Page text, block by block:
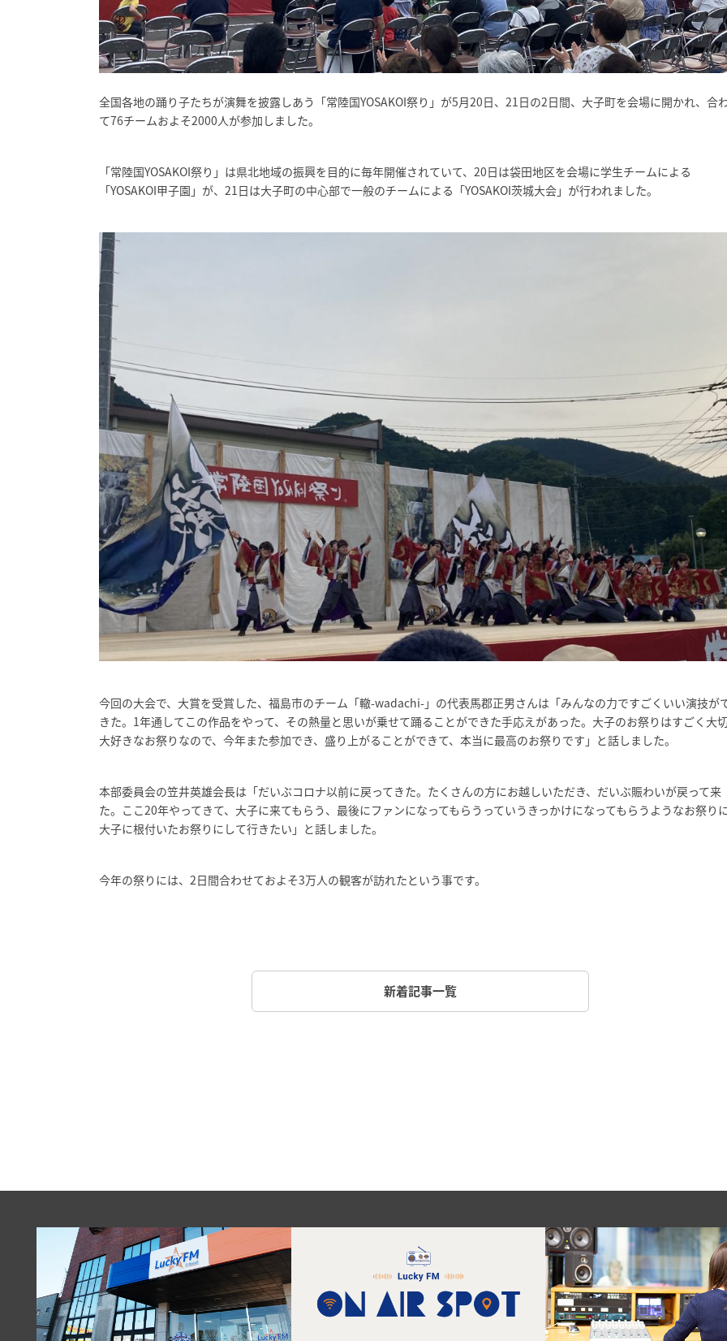
全国各地の踊り子たちが演舞を披露しあう「常陸国YOSAKOI祭り」が5月20日、21日の2日間、大子町を会場に開かれ、合
て76チームおよそ2000人が参加しました。
「常陸国YOSAKOI祭り」は県北地域の振興を目的に毎年開催されていて、20日は袋田地区を会場に学生チームによる
「YOSAKOI甲子園」が、21日は大子町の中心部で一般のチームによる「YOSAKOI茨城大会」が行われました。
今回の大会で、大賞を受賞した、福島市のチーム「轍-wadachi-」の代表馬郡正男さんは「みんなの力ですごくいい演技が
きた。1年通してこの作品をやって、その熱量と思いが乗せて踊ることができた手応えがあった。大子のお祭りはすごく大
大好きなお祭りなので、今年また参加でき、盛り上がることができて、本当に最高のお祭りです」と話しました。
本部委員会の笠井英雄会長は「だいぶコロナ以前に戻ってきた。たくさんの方にお越しいただき、だいぶ賑わいが戻って来
た。ここ20年やってきて、大子に来てもらう、最後にファンになってもらうっていうきっかけになってもらうようなお祭り
大子に根付いたお祭りにして行きたい」と話しました。
今年の祭りには、2日間合わせておよそ3万人の観客が訪れたという事です。
新着記事一覧